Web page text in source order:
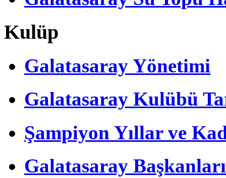
Kulüp
Galatasaray Yönetimi
Galatasaray Kulübü
Şampiyon Yıllar ve
Galatasaray Başkanları